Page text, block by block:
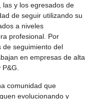
las y los egresados de
de seguir utilizando su
a niveles
profesional. Por
de seguimiento del
en empresas de alta
comunidad que
evolucionando y